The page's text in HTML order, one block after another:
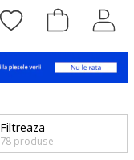
Filtreaza
78 produse